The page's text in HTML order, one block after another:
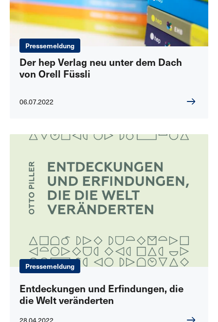
Pressemeldung
Der hep Verlag neu unter dem Dach
von Orell Füssli
06.07.2022
Pressemeldung
Entdeckungen und Erfindungen, die
die Welt veränderten